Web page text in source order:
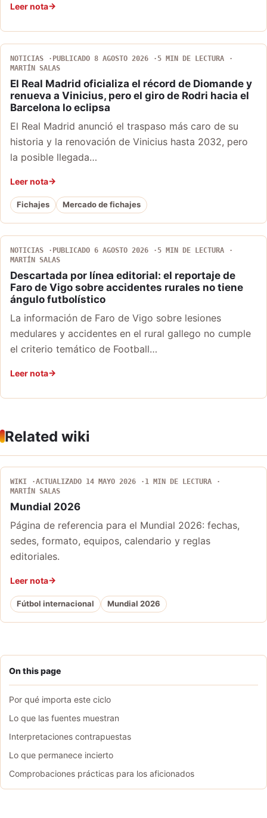
On this page
Por qué importa este ciclo
Lo que las fuentes muestran
Interpretaciones contrapuestas
Lo que permanece incierto
Comprobaciones prácticas para los aficionados
Leer nota
NOTICIAS PUBLICADO 8 AGOSTO 2026
5 MIN DE LECTURA
MARTÍN SALAS
El Real Madrid oficializa el récord de Diomande y
renueva a Vinicius, pero el giro de Rodri hacia el
Barcelona lo eclipsa
El Real Madrid anunció el traspaso más caro de su
historia y la renovación de Vinicius hasta 2032, pero
la posible llegada…
Leer nota
Fichajes Mercado de fichajes
NOTICIAS PUBLICADO 6 AGOSTO 2026
5 MIN DE LECTURA
MARTÍN SALAS
Descartada por línea editorial: el reportaje de
Faro de Vigo sobre accidentes rurales no tiene
ángulo futbolístico
La información de Faro de Vigo sobre lesiones
medulares y accidentes en el rural gallego no cumple
el criterio temático de Football…
Leer nota
Related wiki
WIKI ACTUALIZADO 14 MAYO 2026
1 MIN DE LECTURA
MARTÍN SALAS
Mundial 2026
Página de referencia para el Mundial 2026: fechas,
sedes, formato, equipos, calendario y reglas
editoriales.
Leer nota
Fútbol internacional Mundial 2026